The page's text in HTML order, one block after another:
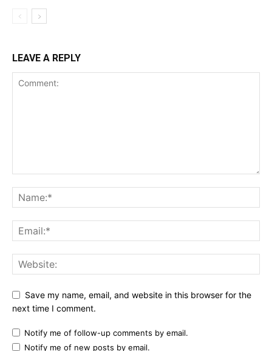
LEAVE A REPLY
Save my name, email, and website in this browser for the
next time I comment.
Notify me of follow-up comments by email.
Notify me of new posts by email.